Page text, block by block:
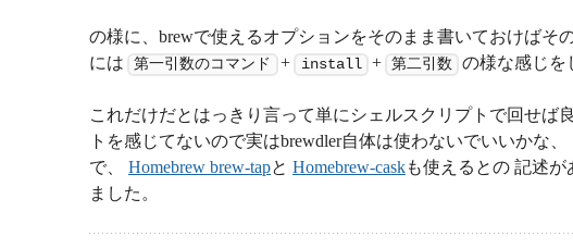
の様に、brewで使えるオプションをそのまま書いておけばそ
には
第一引数のコマンド + install + 第二引数 の様な感じを
これだけだとはっきり言って単にシェルスクリプトで回せば
トを感じてないので実はbrewdler自体は使わないでいいかな
で、 Homebrew brew-tapと Homebrew-caskも使えるとの 記述
ました。